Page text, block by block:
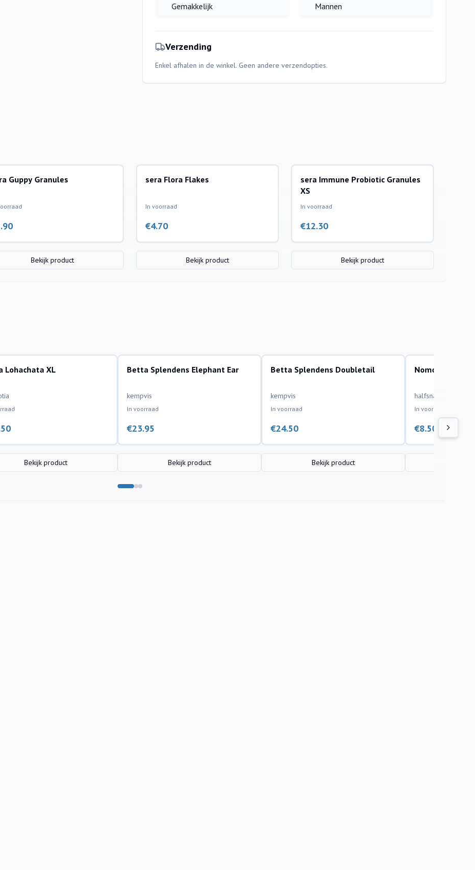
Gemakkelijk Mannen
Verzending
Enkel afhalen in de winkel. Geen andere verzendopties.
Guppy Granules
Bekijk product
sera Flora Flakes
In voorraad
€4.70
Bekijk product
sera Immune Probiotic Granules
XS
In voorraad
€12.30
Bekijk product
Lohachata XL
Bekijk product
aquariumvissen
Betta Splendens Elephant Ear
kempvis
In voorraad
€23.95
Bekijk product
aquariumvissen
Betta Splendens Doubletail
kempvis
In voorraad
€24.50
Bekijk product
aquariumvissen
halfsnavelbek
In voorraad
€8.50